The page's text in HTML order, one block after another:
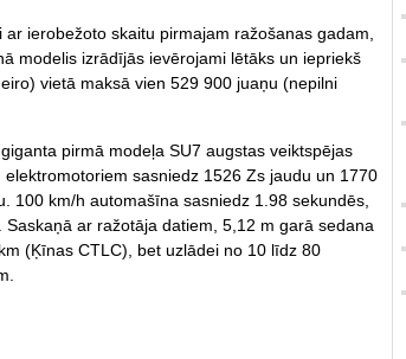
ierobežoto skaitu pirmajam ražošanas gadam,
modelis izrādījās ievērojami lētāks un iepriekš
vietā maksā vien 529 900 juaņu (nepilni
pirmā modeļa SU7 augstas veiktspējas
sasniedz 1526 Zs jaudu un 1770
100 km/h automašīna sasniedz 1.98 sekundēs,
ar ražotāja datiem, 5,12 m garā sedana
(Ķīnas CTLC), bet uzlādei no 10 līdz 80